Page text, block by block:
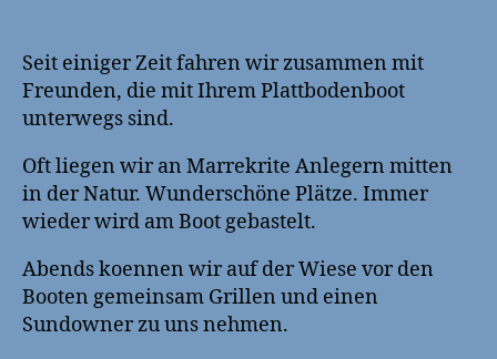
Seit einiger Zeit fahren wir zusammen mit
Freunden, die mit Ihrem Plattbodenboot
unterwegs sind.
Oft liegen wir an Marrekrite Anlegern mitten
in der Natur. Wunderschöne Plätze. Immer
wieder wird am Boot gebastelt.
Abends koennen wir auf der Wiese vor den
Booten gemeinsam Grillen und einen
Sundowner zu uns nehmen.